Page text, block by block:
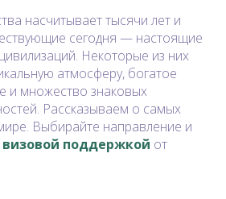
насчитывает тысячи лет и
сегодня — настоящие
Некоторые из них
атмосферу, богатое
и множество знаковых
Рассказываем о самых
Выбирайте направление и
визовой поддержкой от